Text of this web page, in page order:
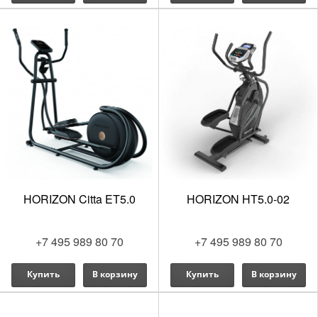
HORIZON Citta ET5.0
+7 495 989 80 70
Купить В корзину
HORIZON HT5.0-02
+7 495 989 80 70
Купить В корзину